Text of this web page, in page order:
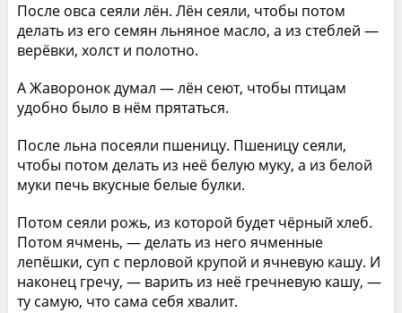
После овса сеяли лён. Лён сеяли, чтобы потом
делать из его семян льняное масло, а из стеблей —
верёвки, холст и полотно.
А Жаворонок думал — лён сеют, чтобы птицам
удобно было в нём прятаться.
После льна посеяли пшеницу. Пшеницу сеяли,
чтобы потом делать из неё белую муку, а из белой
муки печь вкусные белые булки.
Потом сеяли рожь, из которой будет чёрный хлеб.
Потом ячмень, — делать из него ячменные
лепёшки, суп с перловой крупой и ячневую кашу. И
наконец гречу, — варить из неё гречневую кашу, —
ту самую, что сама себя хвалит.